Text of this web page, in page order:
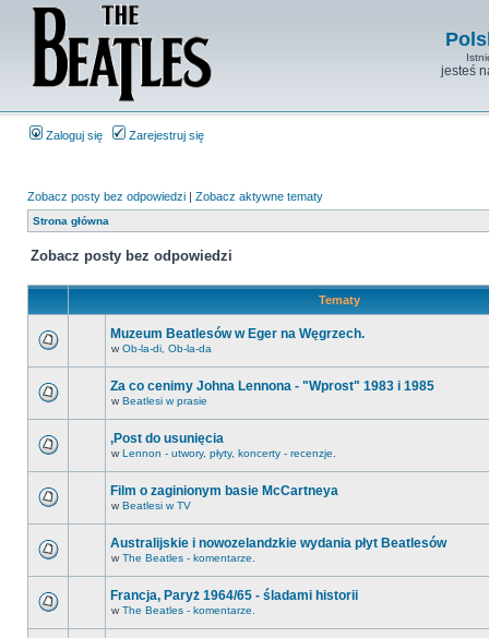
jesteś
Zaloguj się Zarejestruj się
Zobacz posty bez odpowiedzi | Zobacz aktywne tematy
Strona główna
Zobacz posty bez odpowiedzi
Tematy
Muzeum Beatlesów w Eger na Węgrzech.
w Ob-la-di, Ob-la-da
Za co cenimy Johna Lennona - "Wprost" 1983 i 1985
w Beatlesi w prasie
,Post do usunięcia
w Lennon - utwory, płyty, koncerty - recenzje.
Film o zaginionym basie McCartneya
w Beatlesi w TV
Australijskie i nowozelandzkie wydania płyt Beatlesów
w The Beatles - komentarze.
Francja, Paryż 1964/65 - śladami historii
w The Beatles - komentarze.